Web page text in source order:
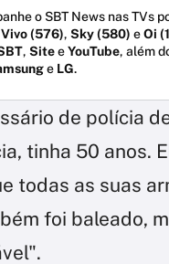
o SBT News nas TVs
Vivo (576), Sky (580) eOi
, SiteeYouTube, além
e LG.
de polícia
tinha 50 anos.
todas as suas
foi baleado,